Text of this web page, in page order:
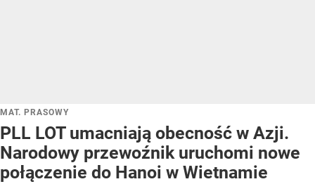
MAT. PRASOWY
PLL LOT umacniają obecność w Azji.
Narodowy przewoźnik uruchomi nowe
połączenie do Hanoi w Wietnamie